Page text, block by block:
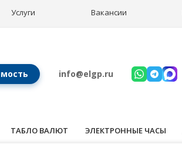
Услуги Вакансии
info@elgp.ru
ТАБЛО ВАЛЮТ ЭЛЕКТРОННЫЕ ЧАСЫ